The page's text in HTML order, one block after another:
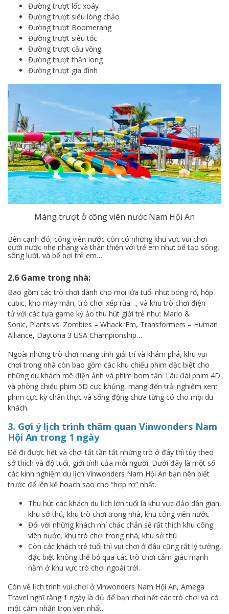
Đường trượt lốc xoáy
Đường trượt siêu lòng chảo
Đường trượt Boomerang
Đường trượt siêu tốc
Đường trượt cầu vồng
Đường trượt thần long
Đường trượt gia đình
Máng trượt ở công viên nước Nam Hội An
Bên cạnh đó, công viên nước còn có những khu vực vui chơi
dưới nước nhẹ nhàng và thân thiện với trẻ em như: bể tạo sóng,
sông lười, và bể bơi trẻ em…
2.6 Game trong nhà:
Bao gồm các trò chơi dành cho mọi lứa tuổi như: bóng rổ, hộp
cubic, kho may mắn, trò chơi xếp rùa…, và khu trò chơi điện
tử với các tựa game kỳ ảo thu hút giới trẻ như: Mario &
Sonic, Plants vs. Zombies – Whack ‘Em, Transformers – Human
Alliance, Daytona 3 USA Championship…
Ngoài những trò chơi mang tính giải trí và khám phá, khu vui
chơi trong nhà còn bao gồm các khu chiếu phim đặc biệt cho
những du khách mê điện ảnh và phim bom tấn. Lâu đài phim 4D
và phòng chiếu phim 5D cực khủng, mang đến trải nghiệm xem
phim cực kỳ chân thực và sống động chưa từng có cho mọi du
khách.
3. Gợi ý lịch trình thăm quan Vinwonders Nam
Hội An trong 1 ngày
Để đi được hết và chơi tất tần tất nhừng trò ở đây thì tùy theo
sở thích và độ tuổi, giới tính của mỗi người. Dưới đây là một số
các kinh nghiệm du lịch Vinwonders Nam Hội An bạn nên biết
trước để lên kế hoạch sao cho “hợp rơ” nhất.
Thu hút các khách du lịch lớn tuổi là khu vực đảo dân gian,
khu sở thú, khu trò chơi trong nhà, khu công viên nước
Đối với những khách nhí chắc chắn sẽ rất thích khu công
viên nước, khu trò chơi trong nhà, khu sở thú
Còn các khách trẻ tuổi thì vui chơi ở đâu cũng rất lý tưởng,
đặc biệt không thể bỏ qua các trò chơi cảm giác mạnh
nằm ở khu vực trò chơi ngoài trời.
Còn về lịch trình vui chơi ở Vinwonders Nam Hội An, Amega
Travel nghĩ rằng 1 ngày là đủ để bạn chơi hết các trò chơi và có
một cảm nhận trọn vẹn nhất.